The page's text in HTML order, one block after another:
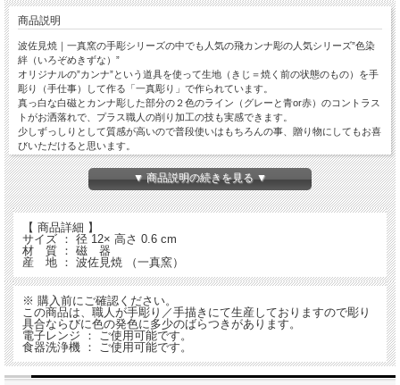
商品説明
波佐見焼｜一真窯の手彫シリーズの中でも人気の飛カンナ彫の人気シリーズ”色染
絆（いろぞめきずな）”
オリジナルの”カンナ”という道具を使って生地（きじ＝焼く前の状態のもの）を手
彫り（手仕事）して作る「一真彫り」で作られています。
真っ白な白磁とカンナ彫した部分の２色のライン（グレーと青or赤）のコントラス
トがお洒落れで、プラス職人の削り加工の技も実感できます。
少しずっしりとして質感が高いので普段使いはもちろんの事、贈り物にしてもお喜
びいただけると思います。
切立ボウルと合わせて蓋物としてもお使いいただけます。
▼ 商品説明の続きを見る ▼
【 商品詳細 】
サイズ ： 径 12× 高さ 0.6 cm
材 質 ： 磁 器
産 地 ： 波佐見焼 （一真窯）
※ 購入前にご確認ください。
この商品は、職人が手彫り／手描きにて生産しておりますので彫り
具合ならびに色の発色に多少のばらつきがあります。
電子レンジ ： ご使用可能です。
食器洗浄機 ： ご使用可能です。